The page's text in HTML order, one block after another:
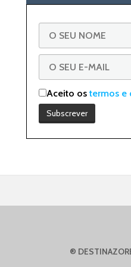
Aceito ostermos e
®